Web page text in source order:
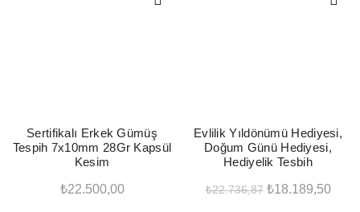
Sertifikalı Erkek Gümüş
Tespih 7x10mm 28Gr Kapsül
Kesim
₺22.500,00
Evlilik Yıldönümü Hediyesi,
Doğum Günü Hediyesi,
Hediyelik Tesbih
₺22.736,87 Orijinal
₺18.189,50Şu